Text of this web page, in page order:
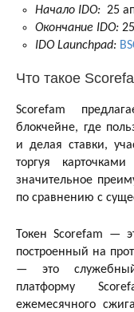
Начало IDO: 25
Окончание IDO:
IDO Launchpad:
Что такое
Scorefam
блокчейне, где
и делая ставки,
торгуя
значительное
по сравнению с
Токен Scorefam —
построенный на
— это
платформу
ежемесячного